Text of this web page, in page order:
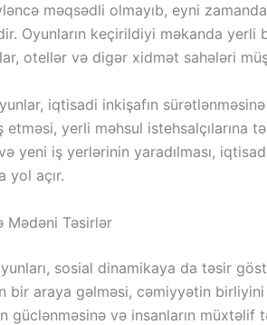
məqsədli olmayıb, eyni
Oyunların keçirildiyi məkanda yerli
otellər və digər xidmət sahələri
iqtisadi inkişafın
etməsi, yerli məhsul istehsalçılarına
yeni iş yerlərinin yaradılması,
yol açır.
Mədəni Təsirlər
sosial dinamikaya da təsir
bir araya gəlməsi, cəmiyyətin
güclənməsinə və insanların